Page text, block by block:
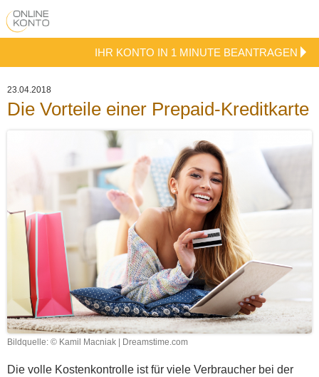
IHR KONTO IN 1 MINUTE BEANTRAGEN
23.04.2018
Die Vorteile einer Prepaid-Kreditkarte
Bildquelle: © Kamil Macniak | Dreamstime.com
Die volle Kostenkontrolle ist für viele Verbraucher bei der